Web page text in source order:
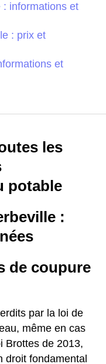
: informations et
: prix et
et
les
potable
:
de coupure
par la loi de
même en cas
Brottes de 2013,
droit fondamental